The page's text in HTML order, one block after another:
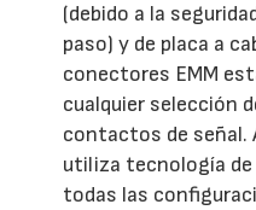
(debido a la
paso) y de placa a
conectores EMM
cualquier selección
contactos de señal.
utiliza tecnología
todas las